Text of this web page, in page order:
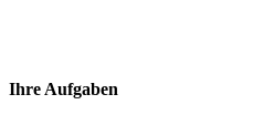
Ihre Aufgaben